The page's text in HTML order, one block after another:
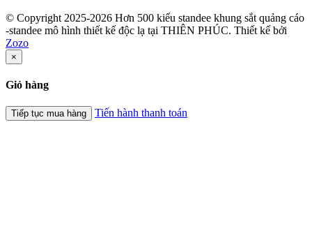
© Copyright 2025-2026 Hơn 500 kiểu standee khung sắt quảng cáo
-standee mô hình thiết kế độc lạ tại THIÊN PHÚC. Thiết kế bởi
Zozo
×
Giỏ hàng
Tiếp tục mua hàng Tiến hành thanh toán